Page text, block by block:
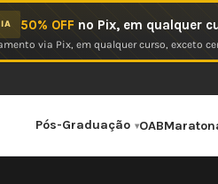
50% OFF no Pix, em qualquer
via Pix, em qualquer curso,
Pós-Graduação OAB